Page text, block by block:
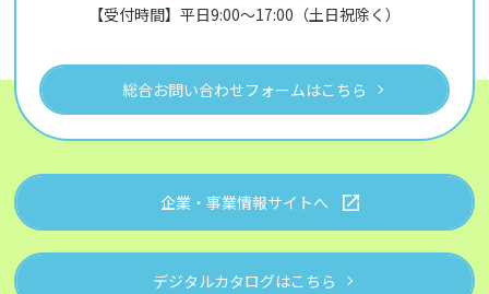
【受付時間】平日9:00～17:00（土日祝除く）
総合お問い合わせフォームはこちら
企業・事業情報サイトへ
デジタルカタログはこちら